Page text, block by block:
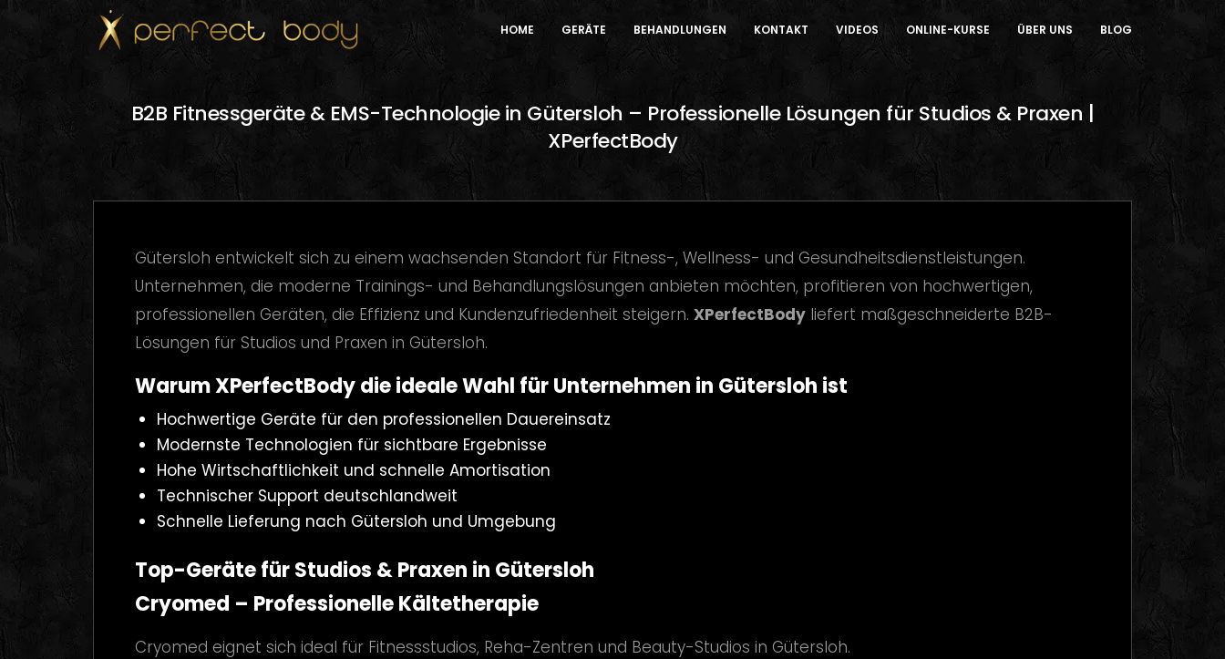
HOME GERÄTE BEHANDLUNGEN KONTAKT VIDEOS ONLINE-KURSE ÜBER UNS BLOG
B2B Fitnessgeräte & EMS-Technologie in Gütersloh – Professionelle Lösungen für Studios & Praxen |
XPerfectBody
Gütersloh entwickelt sich zu einem wachsenden Standort für Fitness-, Wellness- und Gesundheitsdienstleistungen.
Unternehmen, die moderne Trainings- und Behandlungslösungen anbieten möchten, profitieren von hochwertigen,
professionellen Geräten, die Effizienz und Kundenzufriedenheit steigern. XPerfectBody liefert maßgeschneiderte B2B-
Lösungen für Studios und Praxen in Gütersloh.
Warum XPerfectBody die ideale Wahl für Unternehmen in Gütersloh ist
Hochwertige Geräte für den professionellen Dauereinsatz
Modernste Technologien für sichtbare Ergebnisse
Hohe Wirtschaftlichkeit und schnelle Amortisation
Technischer Support deutschlandweit
Schnelle Lieferung nach Gütersloh und Umgebung
Top-Geräte für Studios & Praxen in Gütersloh
Cryomed – Professionelle Kältetherapie
Cryomed eignet sich ideal für Fitnessstudios, Reha-Zentren und Beauty-Studios in Gütersloh.